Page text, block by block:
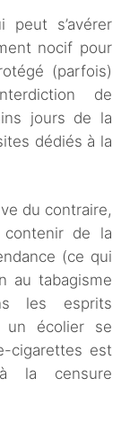
peut s’avérer
nocif pour
(parfois)
de
jours de la
dédiés à la
du contraire,
contenir de la
(ce qui
au tabagisme
les esprits
un écolier se
cigarettes est
la censure